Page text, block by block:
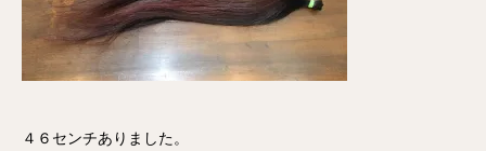
４６センチありました。